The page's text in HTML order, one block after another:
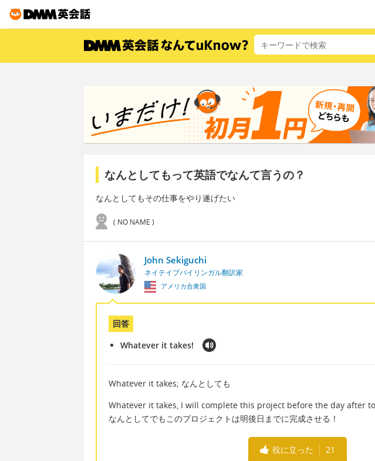
なんとしてもって英語でなんて言うの？
なんとしてもその仕事をやり遂げたい
( NO NAME )
John Sekiguchi
ネイテイブバイリンガル翻訳家
アメリカ合衆国
回答
Whatever it takes!
Whatever it takes; なんとしても
Whatever it takes, I will complete this project before the day after
なんとしてでもこのプロジェクトは明後日までに完成させる！
役に立った 21